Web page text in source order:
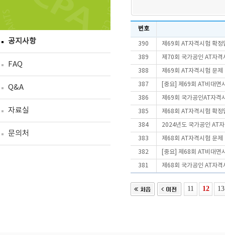
공지사항
FAQ
Q&A
자료실
문의처
번호
390 제69회 AT자격시험 확정
389 제70회 국가공인 AT자격
388 제69회 AT자격시험 문
387 [중요] 제69회 AT비대면
386 제69회 국가공인AT자격
385 제68회 AT자격시험 확정
384 2024년도 국가공인 AT
383 제68회 AT자격시험 문
382 [중요] 제68회 AT비대면
381 제68회 국가공인 AT자격
11 12 13